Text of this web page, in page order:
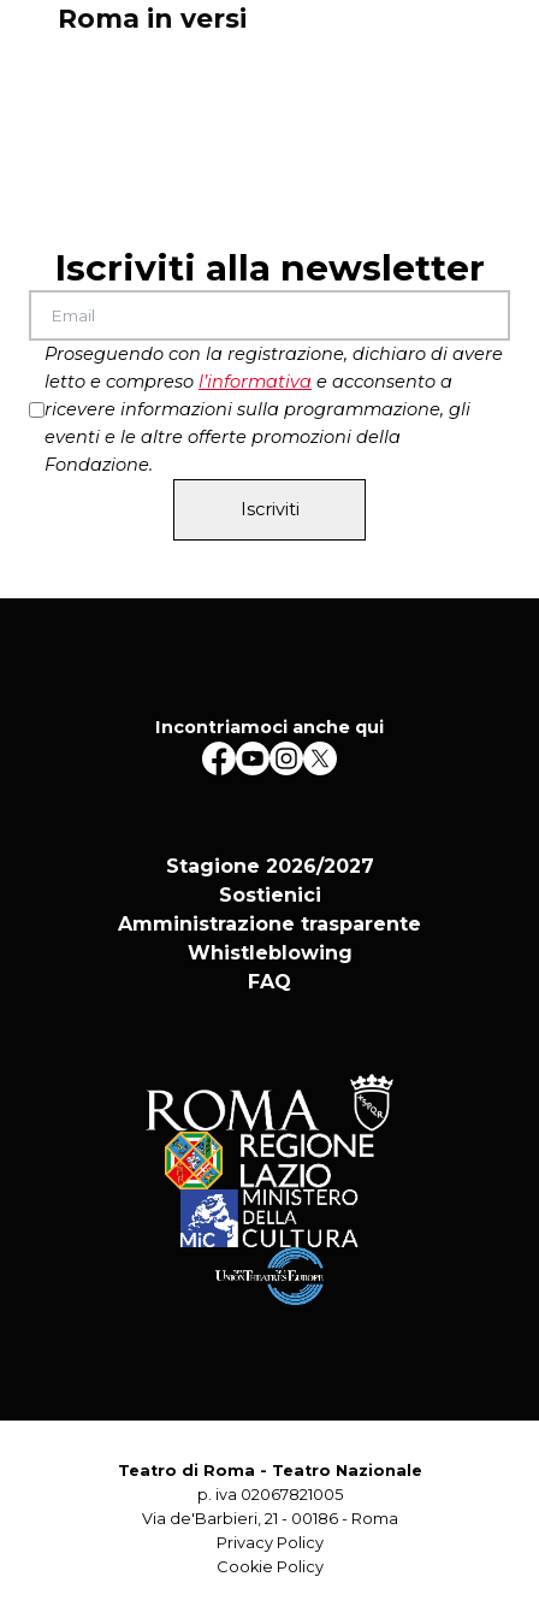
Roma in versi
Iscriviti alla newsletter
Proseguendo con la registrazione, dichiaro di avere
letto e compreso l’informativa e acconsento a
ricevere informazioni sulla programmazione, gli
eventi e le altre offerte promozioni della
Fondazione.
Iscriviti
Incontriamoci anche qui
Stagione 2026/2027
Sostienici
Amministrazione trasparente
Whistleblowing
FAQ
Teatro di Roma - Teatro Nazionale
p. iva 02067821005
Via de'Barbieri, 21 - 00186 - Roma
Privacy Policy
Cookie Policy